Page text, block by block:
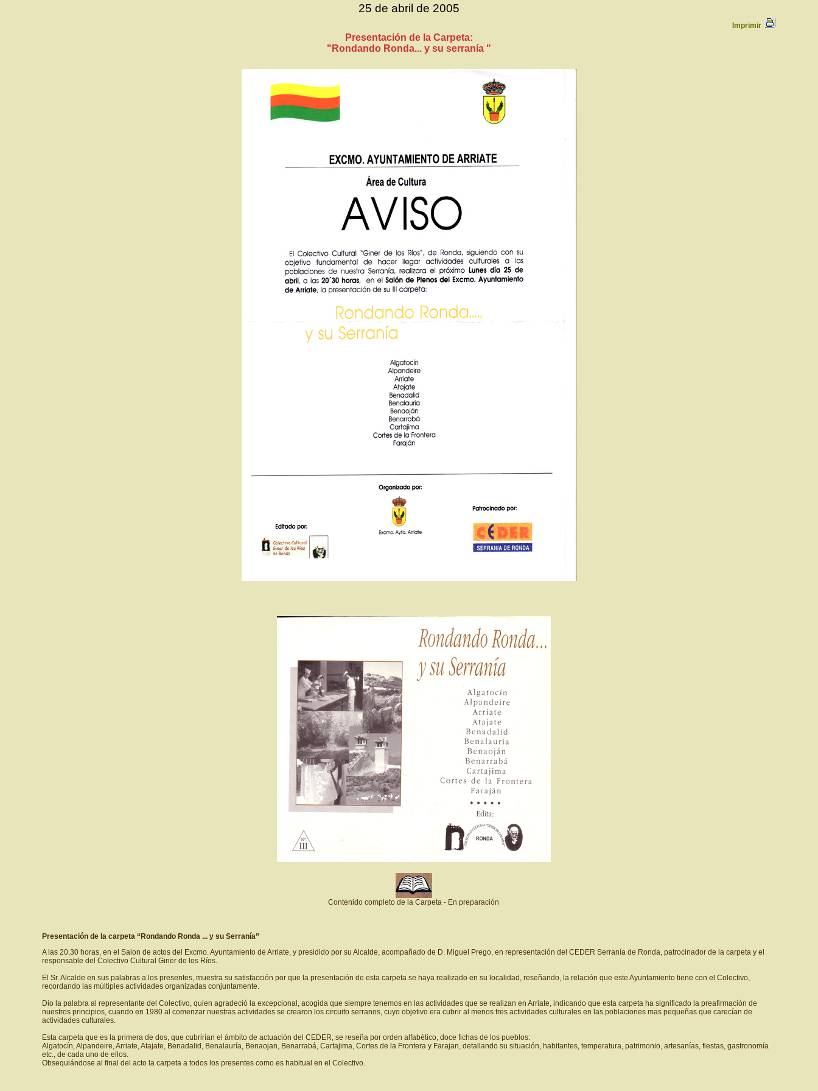
25 de abril de 2005
Imprimir
Presentación de la Carpeta:
"Rondando Ronda... y su serranía "
Contenido completo de la Carpeta - En preparación
Presentación de la carpeta “Rondando Ronda ... y su Serranía”
A las 20,30 horas, en el Salon de actos del Excmo. Ayuntamiento de Arriate, y presidido por su Alcalde, acompañado de D. Miguel Prego, en representación del CEDER Serranía de Ronda, patrocinador de la carpeta y el
responsable del Colectivo Cultural Giner de los Ríos.
El Sr. Alcalde en sus palabras a los presentes, muestra su satisfacción por que la presentación de esta carpeta se haya realizado en su localidad, reseñando, la relación que este Ayuntamiento tiene con el Colectivo,
recordando las múltiples actividades organizadas conjuntamente.
Dio la palabra al representante del Colectivo, quien agradeció la excepcional, acogida que siempre tenemos en las actividades que se realizan en Arriate, indicando que esta carpeta ha significado la preafirmación de
nuestros principios, cuando en 1980 al comenzar nuestras actividades se crearon los circuito serranos, cuyo objetivo era cubrir al menos tres actividades culturales en las poblaciones mas pequeñas que carecían de
actividades culturales.
Esta carpeta que es la primera de dos, que cubrirían el ámbito de actuación del CEDER, se reseña por orden alfabético, doce fichas de los pueblos:
Algatocín, Alpandeire, Arriate, Atajate, Benadalid, Benalauría, Benaojan, Benarrabá, Cartajima, Cortes de la Frontera y Farajan, detallando su situación, habitantes, temperatura, patrimonio, artesanías, fiestas, gastronomía
etc., de cada uno de ellos.
Obsequiándose al final del acto la carpeta a todos los presentes como es habitual en el Colectivo.